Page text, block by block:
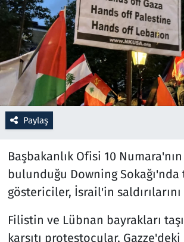
Paylaş
Başbakanlık Ofisi 10
bulunduğu Downing
göstericiler, İsrail'in saldırılarını
Filistin ve Lübnan bayrakları
karşıtı protestocular, Gazze'deki
Rüya Tabirleri
Sağlık
Savunma Sanayi
Seçim 2023
Teknoloji ve Bilim
Televizyon